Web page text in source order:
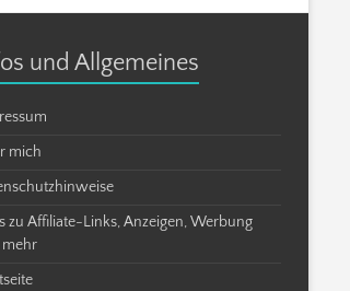
und Allgemeines
mich
zu Affiliate-Links, Anzeigen, Werbung